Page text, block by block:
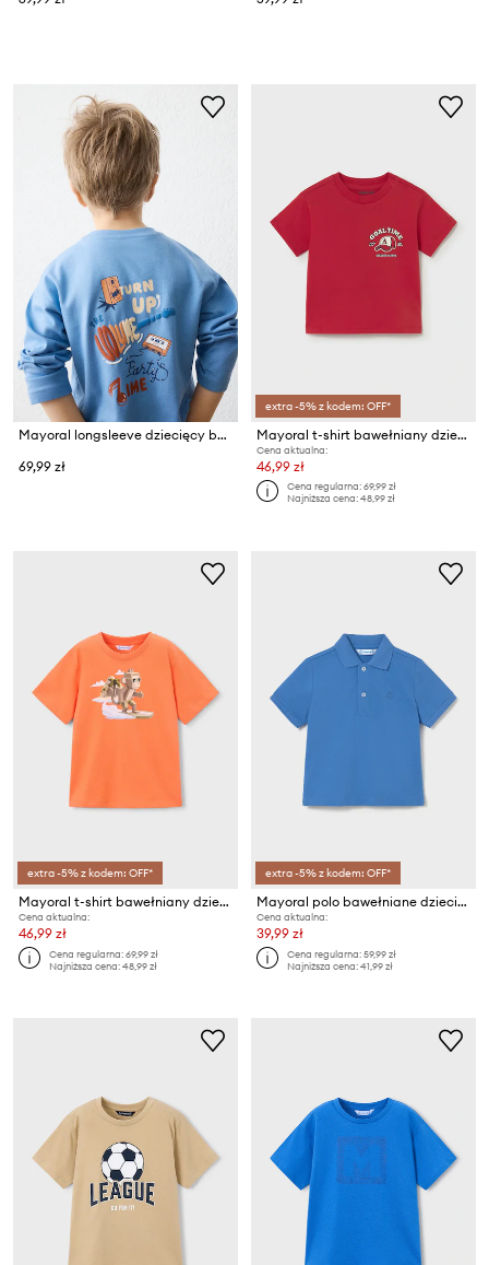
Mayoral longsleeve dziecięcy bawełniany
69,99 zł
extra -5% z kodem: OFF*
Mayoral t-shirt bawełniany dziecięcy
Cena aktualna:
46,99 zł
Cena regularna:69,99 zł
Najniższa cena:48,99 zł
extra -5% z kodem: OFF*
Mayoral t-shirt bawełniany dziecięcy
Cena aktualna:
46,99 zł
Cena regularna:69,99 zł
Najniższa cena:48,99 zł
extra -5% z kodem: OFF*
Mayoral polo bawełniane dziecięce
Cena aktualna:
39,99 zł
Cena regularna:59,99 zł
Najniższa cena:41,99 zł